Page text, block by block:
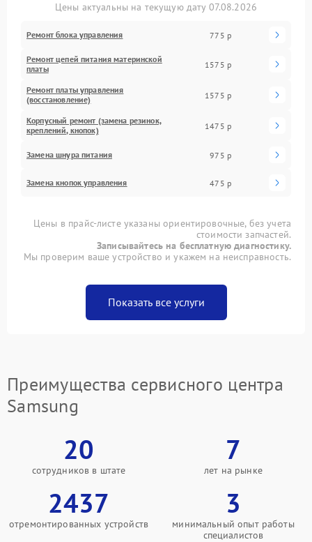
Цены актуальны на текущую дату 07.08.2026
Ремонт блока управления 775 р
Ремонт цепей питания материнской
платы
1575 р
Ремонт платы управления
(восстановление)
1575 р
Корпусный ремонт (замена резинок,
креплений, кнопок)
1475 р
Замена шнура питания 975 р
Замена кнопок управления 475 р
Цены в прайс-листе указаны ориентировочные, без учета
стоимости запчастей.
Записывайтесь на бесплатную диагностику.
Мы проверим ваше устройство и укажем на неисправность.
Показать все услуги
Преимущества сервисного центра
Samsung
20
сотрудников в штате
7
лет на рынке
2437
отремонтированных устройств
3
минимальный опыт работы
специалистов